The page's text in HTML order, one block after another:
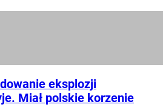
eksplozji
Miał polskie korzenie